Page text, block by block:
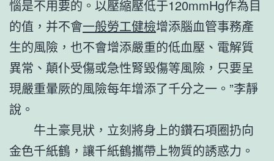
惱是不用要的。以壓縮壓低于120mmHg作為目
的值，并不會一般勞工健檢增添腦血管事務產
生的風險，也不會增添嚴重的低血壓、電解質
異常、顛仆受傷或急性腎毀傷等風險，只要呈
現嚴重暈厥的風險每年增添了千分之一。”李靜
說。
牛土豪見狀，立刻將身上的鑽石項圈扔向
金色千紙鶴，讓千紙鶴攜帶上物質的誘惑力。